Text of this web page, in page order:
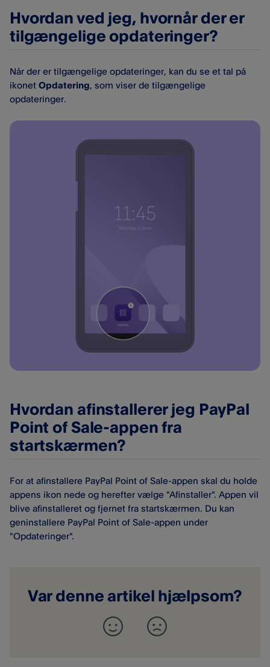
Hvordan ved jeg, hvornår der er
tilgængelige opdateringer?
Når der er tilgængelige opdateringer, kan du se et tal på
ikonet Opdatering, som viser de tilgængelige
opdateringer.
Hvordan afinstallerer jeg PayPal
Point of Sale-appen fra
startskærmen?
For at afinstallere PayPal Point of Sale​-appen skal du holde
appens ikon nede og herefter vælge "Afinstaller". Appen vil
blive afinstalleret og fjernet fra startskærmen. Du kan
geninstallere PayPal Point of Sale​-appen under
"Opdateringer".
Var denne artikel hjælpsom?